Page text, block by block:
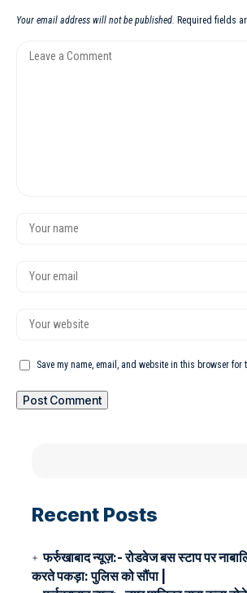
Your email address will not be published. Required fields
Save my name, email, and website in this browser for
Recent Posts
फर्रुखाबाद न्यूज़:- रोडवेज बस स्टाप पर
करते पकड़ा: पुलिस को सौंपा |